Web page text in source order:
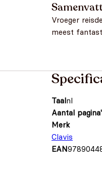
Vroeger
meest
Taalnl
Aantal
Merk
Clavis
EAN